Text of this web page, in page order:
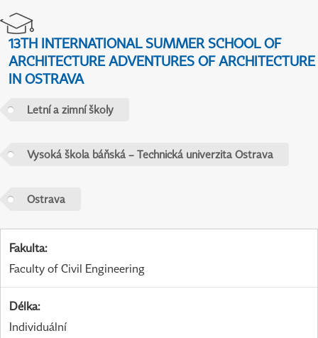
13TH INTERNATIONAL SUMMER SCHOOL OF
ARCHITECTURE ADVENTURES OF ARCHITECTURE
IN OSTRAVA
Letní a zimní školy
Vysoká škola báňská – Technická univerzita Ostrava
Ostrava
Fakulta:
Faculty of Civil Engineering
Délka:
Individuální